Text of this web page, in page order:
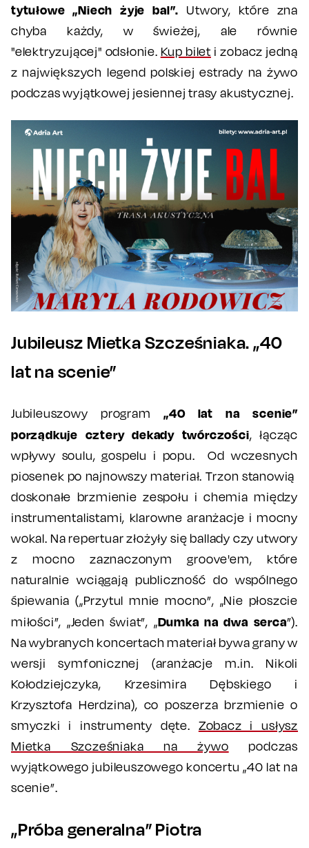
tytułowe „Niech żyje bal”. Utwory, które zna
chyba każdy, w świeżej, ale równie
"elektryzującej" odsłonie. Kup bilet i zobacz jedną
z największych legend polskiej estrady na żywo
podczas wyjątkowej jesiennej trasy akustycznej.
Jubileusz Mietka Szcześniaka. „40
lat na scenie”
Jubileuszowy program „40 lat na scenie”
porządkuje cztery dekady twórczości, łącząc
wpływy soulu, gospelu i popu. Od wczesnych
piosenek po najnowszy materiał. Trzon stanowią
doskonałe brzmienie zespołu i chemia między
instrumentalistami, klarowne aranżacje i mocny
wokal. Na repertuar złożyły się ballady czy utwory
z mocno zaznaczonym groove'em, które
naturalnie wciągają publiczność do wspólnego
śpiewania („Przytul mnie mocno”, „Nie płoszcie
miłości”, „Jeden świat”, „Dumka na dwa serca”).
Na wybranych koncertach materiał bywa grany w
wersji symfonicznej (aranżacje m.in. Nikoli
Kołodziejczyka, Krzesimira Dębskiego i
Krzysztofa Herdzina), co poszerza brzmienie o
smyczki i instrumenty dęte. Zobacz i usłysz
Mietka Szcześniaka na żywo podczas
wyjątkowego jubileuszowego koncertu „40 lat na
scenie”.
„Próba generalna” Piotra